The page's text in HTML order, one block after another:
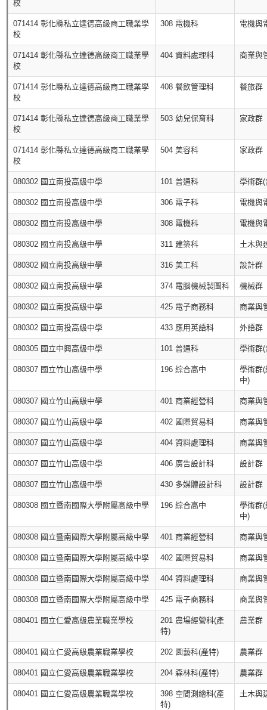
校
071414 彰化縣私立達德高級商工職業學
校
308 電機科 電機與
071414 彰化縣私立達德高級商工職業學
校
404 資料處理科 商業與
071414 彰化縣私立達德高級商工職業學
校
408 餐飲管理科 餐旅群
071414 彰化縣私立達德高級商工職業學
校
503 幼兒保育科 家政群
071414 彰化縣私立達德高級商工職業學
校
504 美容科 家政群
080302 國立南投高級中學 101 普通科 學術群
080302 國立南投高級中學 306 電子科 電機與
080302 國立南投高級中學 308 電機科 電機與
080302 國立南投高級中學 311 建築科 土木與
080302 國立南投高級中學 316 美工科 設計群
080302 國立南投高級中學 374 電腦機械製圖科 機械群
080302 國立南投高級中學 425 電子商務科 商業與
080302 國立南投高級中學 433 應用英語科 外語群
080305 國立中興高級中學 101 普通科 學術群
080307 國立竹山高級中學 196 綜合高中
學術群
中)
080307 國立竹山高級中學 401 商業經營科 商業與
080307 國立竹山高級中學 402 國際貿易科 商業與
080307 國立竹山高級中學 404 資料處理科 商業與
080307 國立竹山高級中學 406 廣告設計科 設計群
080307 國立竹山高級中學 430 多媒體設計科 設計群
080308 國立暨南國際大學附屬高級中學 196 綜合高中
學術群
中)
080308 國立暨南國際大學附屬高級中學 401 商業經營科 商業與
080308 國立暨南國際大學附屬高級中學 402 國際貿易科 商業與
080308 國立暨南國際大學附屬高級中學 404 資料處理科 商業與
080308 國立暨南國際大學附屬高級中學 425 電子商務科 商業與
080401 國立仁愛高級農業職業學校
201 農場經營科(產
特)
農業群
080401 國立仁愛高級農業職業學校 202 園藝科(產特) 農業群
080401 國立仁愛高級農業職業學校 204 森林科(產特) 農業群
080401 國立仁愛高級農業職業學校
398 空間測繪科(產
特)
土木與